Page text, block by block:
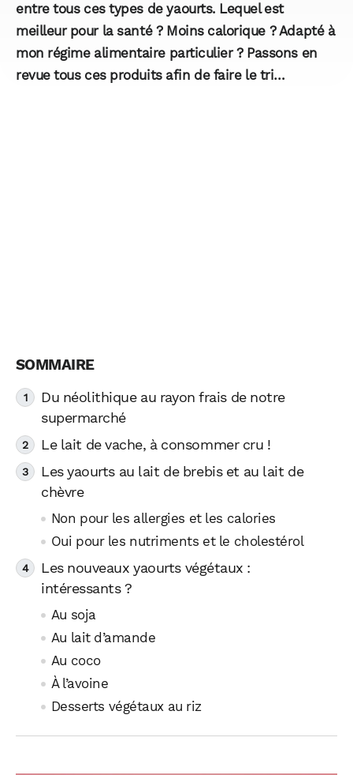
entre tous ces types de yaourts. Lequel est
meilleur pour la santé ? Moins calorique ? Adapté à
mon régime alimentaire particulier ? Passons en
revue tous ces produits afin de faire le tri…
Du néolithique au rayon frais de notre
supermarché
Le lait de vache, à consommer cru !
Les yaourts au lait de brebis et au lait de
chèvre
Non pour les allergies et les calories
Oui pour les nutriments et le cholestérol
Les nouveaux yaourts végétaux :
intéressants ?
Au soja
Au lait d’amande
Au coco
À l’avoine
Desserts végétaux au riz